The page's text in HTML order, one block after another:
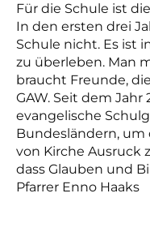
Für die Schule ist
In den ersten drei
Schule nicht. Es ist
zu überleben. Man
braucht Freunde,
GAW. Seit dem Jahr
evangelische
Bundesländern, um
von Kirche Ausruck
dass Glauben und
Pfarrer Enno Haaks